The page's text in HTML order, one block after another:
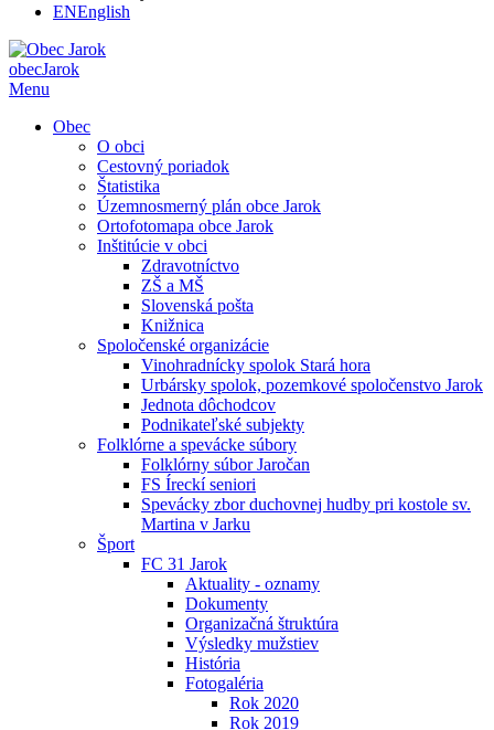
ENEnglish
obecJarok
Menu
Obec
O obci
Cestovný poriadok
Štatistika
Územnosmerný plán obce Jarok
Ortofotomapa obce Jarok
Inštitúcie v obci
Zdravotníctvo
ZŠ a MŠ
Slovenská pošta
Knižnica
Spoločenské organizácie
Vinohradnícky spolok Stará hora
Urbársky spolok, pozemkové spoločenstvo Jarok
Jednota dôchodcov
Podnikateľské subjekty
Folklórne a spevácke súbory
Folklórny súbor Jaročan
FS Íreckí seniori
Spevácky zbor duchovnej hudby pri kostole sv.
Martina v Jarku
Šport
FC 31 Jarok
Aktuality - oznamy
Dokumenty
Organizačná štruktúra
Výsledky mužstiev
História
Fotogaléria
Rok 2020
Rok 2019